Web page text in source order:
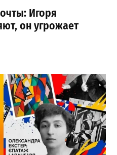
Игоря
он угрожает